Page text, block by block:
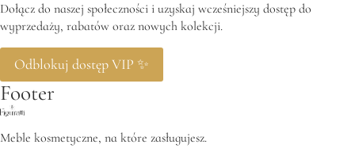
Dołącz do naszej społeczności i uzyskaj wcześniejszy dostęp do
wyprzedaży, rabatów oraz nowych kolekcji.
Odblokuj dostęp VIP ✨
Footer
Meble kosmetyczne, na które zasługujesz.